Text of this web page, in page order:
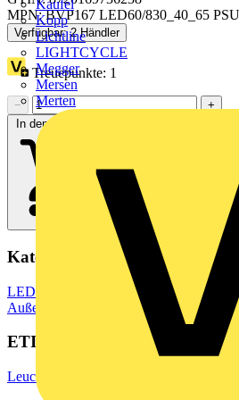
Kaufel
Kopp
Lichtline
LIGHTCYCLE
Megger
Mersen
Merten
MPN: BVP167 LED60/830_40_65
Verfügbar: 2 Händler
Treuepunkte: 1
−
+
In den Warenkorb
Kategorien
LED Beleuchtung & Leuchten LED
Außenbeleuchtung
ETIM Group
Leuchten